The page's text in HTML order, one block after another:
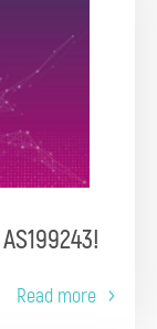
Read more